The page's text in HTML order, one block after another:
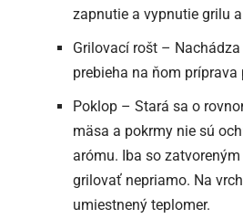
zapnutie a vypnutie grilu
Grilovací rošt –
prebieha na ňom príprava
Poklop – Stará sa o
mäsa a pokrmy nie sú
arómu. Iba so
grilovať nepriamo. Na
umiestnený teplomer.